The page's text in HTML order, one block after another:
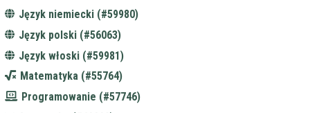
Język niemiecki (#59980)
Język polski (#56063)
Język włoski (#59981)
Matematyka (#55764)
Programowanie (#57746)